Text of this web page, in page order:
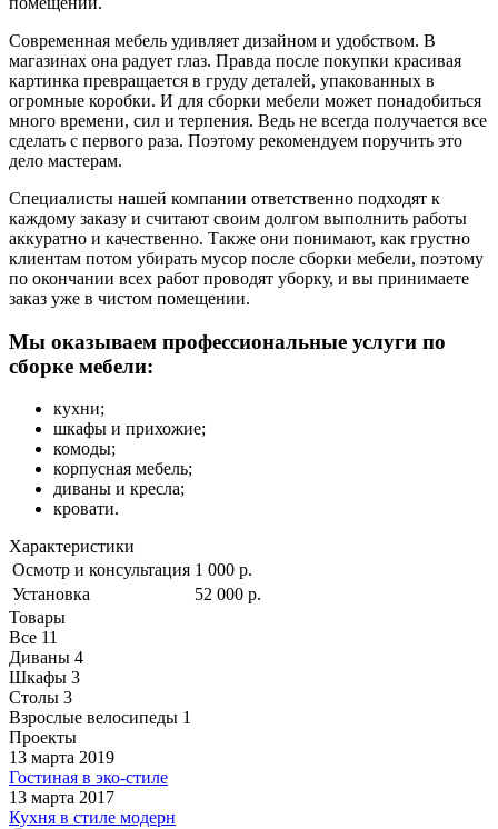
Современная мебель удивляет дизайном и удобством. В
магазинах она радует глаз. Правда после покупки красивая
картинка превращается в груду деталей, упакованных в
огромные коробки. И для сборки мебели может понадобиться
много времени, сил и терпения. Ведь не всегда получается все
сделать с первого раза. Поэтому рекомендуем поручить это
дело мастерам.
Специалисты нашей компании ответственно подходят к
каждому заказу и считают своим долгом выполнить работы
аккуратно и качественно. Также они понимают, как грустно
клиентам потом убирать мусор после сборки мебели, поэтому
по окончании всех работ проводят уборку, и вы принимаете
заказ уже в чистом помещении.
Мы оказываем профессиональные услуги по
сборке мебели:
кухни;
шкафы и прихожие;
комоды;
корпусная мебель;
диваны и кресла;
кровати.
Характеристики
Осмотр и консультация 1 000 р.
Установка
52 000 р.
Товары
Все 11
Диваны 4
Шкафы 3
Столы 3
Взрослые велосипеды 1
Проекты
13 марта 2019
Гостиная в эко-стиле
13 марта 2017
Кухня в стиле модерн